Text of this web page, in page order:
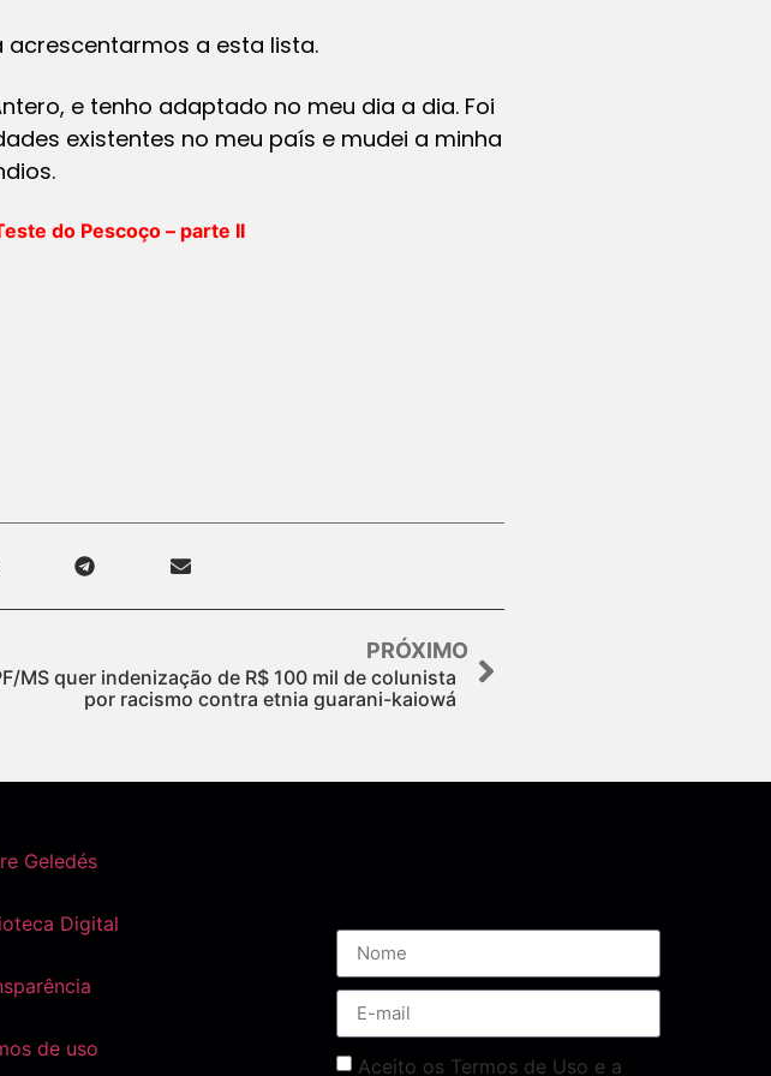
acrescentarmos a esta lista.
e tenho adaptado no meu dia a dia. Foi
existentes no meu país e mudei a minha
do Pescoço – parte II
PRÓXIMO
MS quer indenização de R$ 100 mil de colunista
por racismo contra etnia guarani-kaiowá
Geledés
Digital
de uso
Aceito os Termos de Uso e a